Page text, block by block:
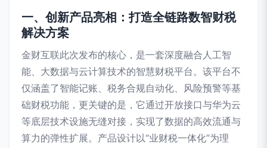
一、创新产品亮相：打造全链路数智财税
解决方案
金财互联此次发布的核心，是一套深度融合人工智
能、大数据与云计算技术的智慧财税平台。该平台不
仅涵盖了智能记账、税务合规自动化、风险预警等基
础财税功能，更关键的是，它通过开放接口与华为云
等底层技术设施无缝对接，实现了数据的高效流通与
算力的弹性扩展。产品设计以“业财税一体化”为理